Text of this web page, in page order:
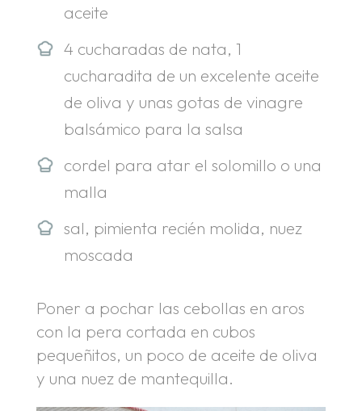
aceite
4 cucharadas de nata, 1
cucharadita de un excelente aceite
de oliva y unas gotas de vinagre
balsámico para la salsa
cordel para atar el solomillo o una
malla
sal, pimienta recién molida, nuez
moscada
Poner a pochar las cebollas en aros
con la pera cortada en cubos
pequeñitos, un poco de aceite de oliva
y una nuez de mantequilla.